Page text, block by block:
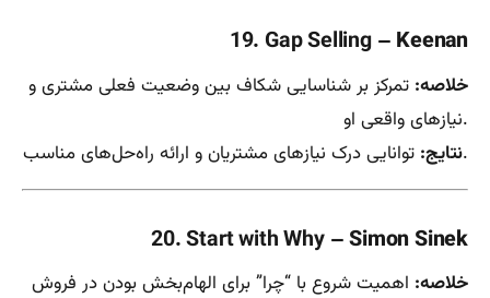
19. Gap Selling– Keenan
خلاصه: تمرکز بر شناسایی شکاف بین وضعیت فعلی مشتری و
نیازهای واقعی او.
نتایج:توانایی درک نیازهای مشتریان و ارائه راه‌حل‌های مناسب.
20. Start with Why– Simon Sinek
خلاصه: اهمیت شروع با “چرا” برای الهام‌بخش بودن در فروش